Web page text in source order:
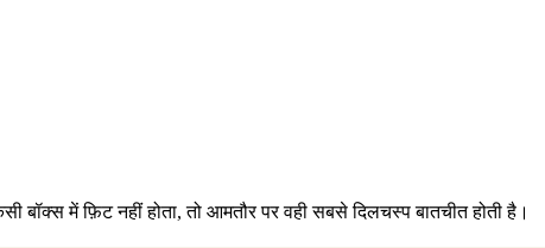
बॉक्स में फ़िट नहीं होता, तो आमतौर पर वही सबसे दिलचस्प बातचीत होती है।